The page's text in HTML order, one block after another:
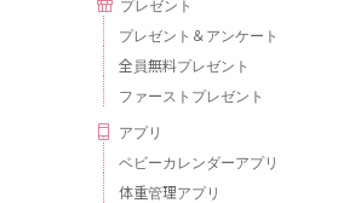
プレゼント＆アンケート
全員無料プレゼント
ファーストプレゼント
アプリ
ベビーカレンダーアプリ
体重管理アプリ